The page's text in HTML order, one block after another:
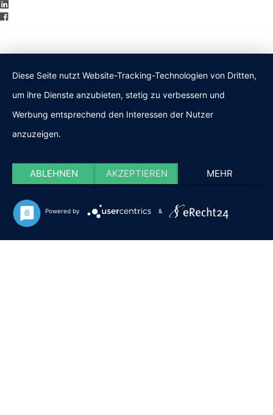
Diese Seite nutzt Website-Tracking-Technologien von Dritten,
um ihre Dienste anzubieten, stetig zu verbessern und
Werbung entsprechend den Interessen der Nutzer
anzuzeigen.
ABLEHNEN AKZEPTIEREN MEHR
Powered by &